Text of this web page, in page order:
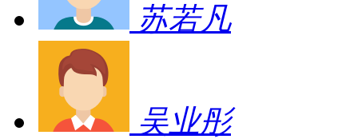
苏若凡
吴业彤